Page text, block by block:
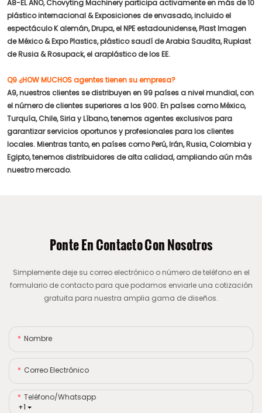
A8-EL AÑO, Chovyting Machinery participa activamente en más de 10
plástico internacional & Exposiciones de envasado, incluido el
espectáculo K alemán, Drupa, el NPE estadounidense, Plast Imagen
de México & Expo Plastics, plástico saudí de Arabia Saudita, Ruplast
de Rusia & Rosupack, el araplástico de los EE.
Q9 ¿HOW MUCHOS agentes tienen su empresa?
A9, nuestros clientes se distribuyen en 99 países a nivel mundial, con
el número de clientes superiores a los 900. En países como México,
Turquía, Chile, Siria y Líbano, tenemos agentes exclusivos para
garantizar servicios oportunos y profesionales para los clientes
locales. Mientras tanto, en países como Perú, Irán, Rusia, Colombia y
Egipto, tenemos distribuidores de alta calidad, ampliando aún más
nuestro mercado.
Ponte En Contacto Con Nosotros
Simplemente deje su correo electrónico o número de teléfono en el
formulario de contacto para que podamos enviarle una cotización
gratuita para nuestra amplia gama de diseños.
Nombre
Correo Electrónico
+1
Teléfono/whatsapp